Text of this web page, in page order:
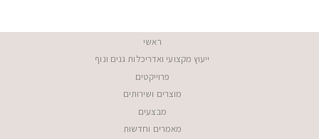
ראשי
ייעוץ מקצועי ואדריכלות גנים ונוף
פרוייקטים
מוצרים ושירותים
מבצעים
מאמרים וחדשות